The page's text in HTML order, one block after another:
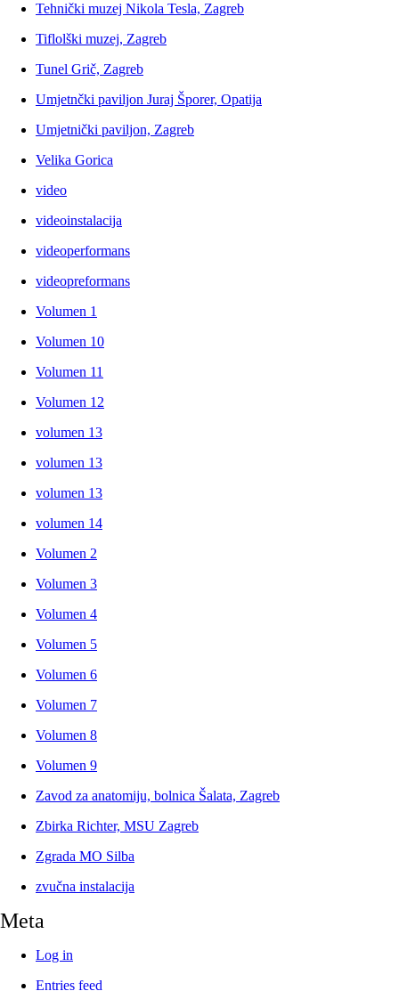
Tehnički muzej Nikola Tesla, Zagreb
Tiflolški muzej, Zagreb
Tunel Grič, Zagreb
Umjetnčki paviljon Juraj Šporer, Opatija
Umjetnički paviljon, Zagreb
Velika Gorica
video
videoinstalacija
videoperformans
videopreformans
Volumen 1
Volumen 10
Volumen 11
Volumen 12
volumen 13
volumen 13
volumen 13
volumen 14
Volumen 2
Volumen 3
Volumen 4
Volumen 5
Volumen 6
Volumen 7
Volumen 8
Volumen 9
Zavod za anatomiju, bolnica Šalata, Zagreb
Zbirka Richter, MSU Zagreb
Zgrada MO Silba
zvučna instalacija
Meta
Log in
Entries feed